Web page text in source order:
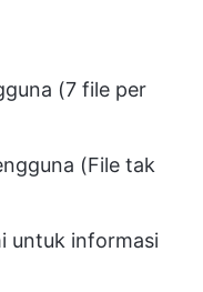
(7 file per
(File tak
untuk informasi